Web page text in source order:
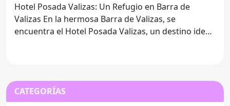
Hotel Posada Valizas: Un Refugio en Barra de
Valizas En la hermosa Barra de Valizas, se
encuentra el Hotel Posada Valizas, un destino ideal
CATEGORÍAS